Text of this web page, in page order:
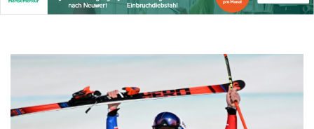
BSD 1.155995
BTN 110.001186
BZD 2.324897
CAD 1.613446
CDF